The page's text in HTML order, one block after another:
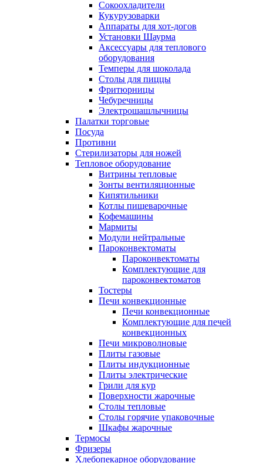
Сокоохладители
Кукурузоварки
Аппараты для хот-догов
Установки Шаурма
Аксессуары для теплового
оборудования
Темперы для шоколада
Столы для пиццы
Фритюрницы
Чебуречницы
Электрошашлычницы
Палатки торговые
Посуда
Противни
Стерилизаторы для ножей
Тепловое оборудование
Витрины тепловые
Зонты вентиляционные
Кипятильники
Котлы пищеварочные
Кофемашины
Мармиты
Модули нейтральные
Пароконвектоматы
Пароконвектоматы
Комплектующие для
пароконвектоматов
Тостеры
Печи конвекционные
Печи конвекционные
Комплектующие для печей
конвекционных
Печи микроволновые
Плиты газовые
Плиты индукционные
Плиты электрические
Грили для кур
Поверхности жарочные
Столы тепловые
Столы горячие упаковочные
Шкафы жарочные
Термосы
Фризеры
Хлебопекарное оборудование